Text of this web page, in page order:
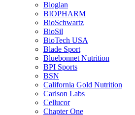
Bioglan
BIOPHARM
BioSchwartz
BioSil
BioTech USA
Blade Sport
Bluebonnet Nutrition
BPI Sports
BSN
California Gold Nutrition
Carlson Labs
Cellucor
Chapter One